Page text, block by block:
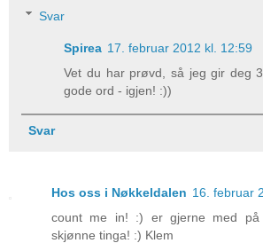
Svar
Spirea 17. februar 2012 kl. 12:59
Vet du har prøvd, så jeg gir deg
gode ord - igjen! :))
Svar
Hos oss i Nøkkeldalen 16. februar
count me in! :) er gjerne med på
skjønne tinga! :) Klem